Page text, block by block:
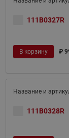
111B0327R
В корзину ₽
111B0328R